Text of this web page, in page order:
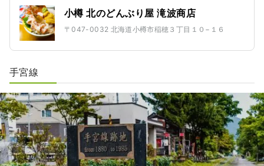
小樽 北のどんぶり屋 滝波商店
〒047-0032 北海道小樽市稲穂３丁目１０−１６
手宮線